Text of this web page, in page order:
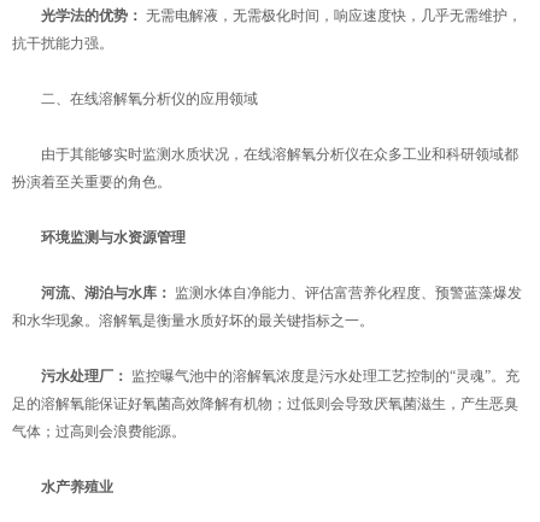
光学法的优势： ​ 无需电解液，无需极化时间，响应速度快，几乎无需维护，
抗干扰能力强。
二、在线溶解氧分析仪的应用领域
由于其能够实时监测水质状况，在线溶解氧分析仪在众多工业和科研领域都
扮演着至关重要的角色。
环境监测与水资源管理
河流、湖泊与水库： ​ 监测水体自净能力、评估富营养化程度、预警蓝藻爆发
和水华现象。溶解氧是衡量水质好坏的最关键指标之一。
污水处理厂： ​ 监控曝气池中的溶解氧浓度是污水处理工艺控制的“灵魂”。充
足的溶解氧能保证好氧菌高效降解有机物；过低则会导致厌氧菌滋生，产生恶臭
气体；过高则会浪费能源。
水产养殖业